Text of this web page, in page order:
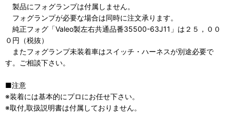
製品にフォグランプは付属しません。
フォグランプが必要な場合は同時に注文承ります。
純正フォグ「Valeo製左右共通品番35500-63J11」は２５，００
０円（税抜）
またフォグランプ未装着車はスイッチ・ハーネスが別途必要で
す。ご相談下さい。
■注意
※装着には基本的にプロにお任せ下さい。
※取付,取扱説明書は付属しておりません。